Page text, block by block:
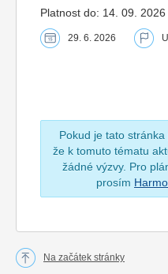
Platnost do: 14. 09.
29. 6. 2026
Pokud je tato
že k tomuto tématu
žádné výzvy. Pro
prosím
Na začátek stránky